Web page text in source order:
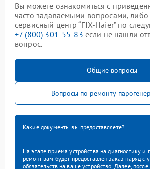
Вы можете ознакомиться с
часто задаваемыми вопросами, либо
сервисный центр “FIX-Haier” по
+7 (800) 301-55-83 если не нашли
вопрос.
Общие вопросы
Вопросы по ремонту
Какие документы вы предоставляете?
На этапе приема устройства на диагностику
ремонт вам будет предоставлен заказ-наряд с
обязательств на ваше устройство. Далее,